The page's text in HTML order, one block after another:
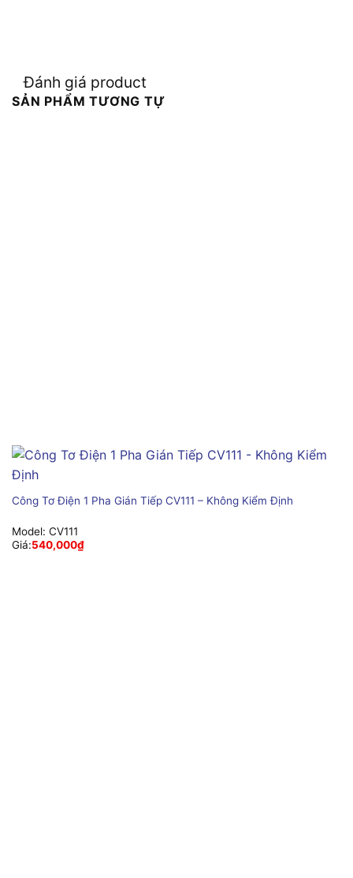
Đánh giá product
SẢN PHẨM TƯƠNG TỰ
Công Tơ Điện 1 Pha Gián Tiếp CV111 – Không Kiểm Định
Model: CV111
Giá:540,000₫